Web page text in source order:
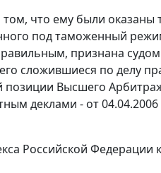
что ему были оказаны
под таможенный
признана
сложившиеся по делу
позиции Высшего
деклами - от
Российской